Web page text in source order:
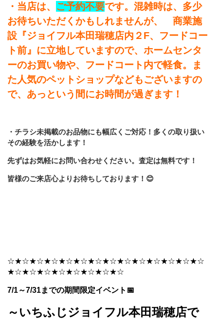
・当店は、 ご予約不要です。混雑時は、多少
お待ちいただくかもしれませんが、 商業施
設『ジョイフル本田瑞穂店内２F、フードコー
ト前』に立地していますので、ホームセンタ
ーのお買い物や、フードコート内で軽食。ま
た人気のペットショップなどもございますの
で、あっという間にお時間が過ぎます！
・チラシ未掲載のお品物にも幅広くご対応！多くの取り扱い
その経験を活かします！
先ずはお気軽にお問い合わせください。 査定は無料です！
皆様のご来店心よりお待ちしております！😊
☆★☆★☆★☆★☆★☆★☆★☆★☆★☆★☆★☆★☆★☆
★☆★☆★☆★☆★☆★☆★☆★☆
7/1～7/31までの期間限定イベント📅
～いちふじジョイフル本田瑞穂店で